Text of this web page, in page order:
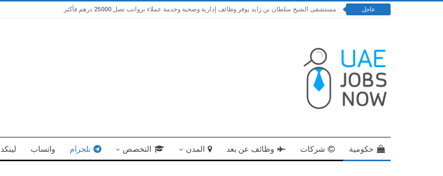
عاجل مستشفى الشيخ سلطان بن زايد يوفر وظائف إدارية وصحية وخدمة عملاء برواتب تصل 25000 درهم فأكثر
حكومية شركات وظائف عن بعد المدن التخصص تلجرام واتساب